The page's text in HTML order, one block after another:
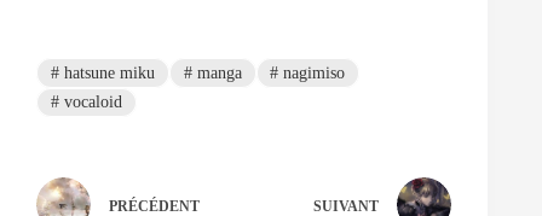
#hatsune miku #manga # nagimiso
#vocaloid
PRÉCÉDENT SUIVANT